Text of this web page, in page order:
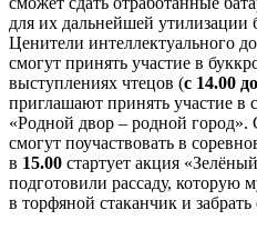
для их дальнейшей утилизации
Ценители интеллектуального
смогут принять участие в
выступлениях чтецов (с 14.00
приглашают принять участие в
«Родной двор – родной город».
смогут поучаствовать в
в 15.00 стартует акция
подготовили рассаду, которую
в торфяной стаканчик и забрать